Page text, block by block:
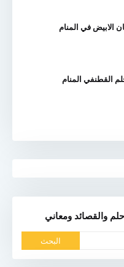
الابيض في المنام
القطنفي المنام
والقصائد ومعاني